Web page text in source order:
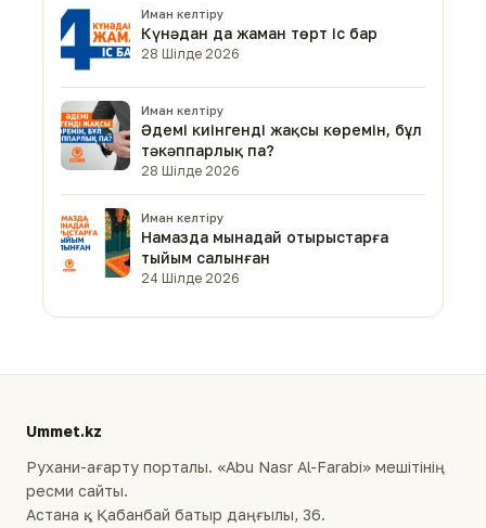
Иман келтіру
Күнәдан да жаман төрт іс бар
28 Шілде 2026
Иман келтіру
Әдемі киінгенді жақсы көремін, бұл
тәкәппарлық па?
28 Шілде 2026
Иман келтіру
Намазда мынадай отырыстарға
тыйым салынған
24 Шілде 2026
Ummet.kz
Рухани-ағарту порталы. «Abu Nasr Al-Farabi» мешітінің
ресми сайты.
Астана қ., Қабанбай батыр даңғылы, 36.